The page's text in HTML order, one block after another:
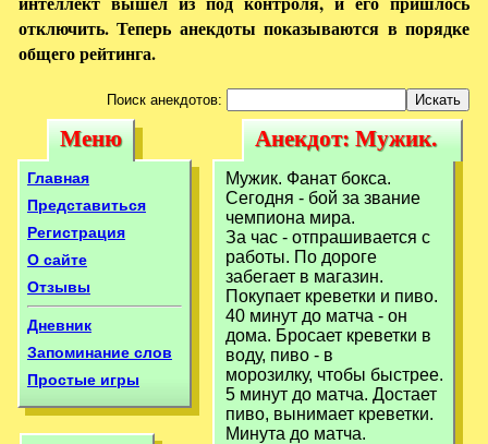
отключить. Теперь анекдоты показываются в порядке
общего рейтинга.
Поиск анекдотов:
Меню
Меню
Главная
Представиться
Регистрация
О сайте
Отзывы
Дневник
Запоминание слов
Простые игры
Анекдот: Мужик.
Фанат бокса.
Сегодня - бой
Анекдот: Мужик.
Фанат бокса.
Сегодня - бой
Мужик. Фанат бокса.
Сегодня - бой за звание
чемпиона мира.
За час - отпрашивается с
работы. По дороге
забегает в магазин.
Покупает креветки и пиво.
40 минут до матча - он
дома. Бросает креветки в
воду, пиво - в
морозилку, чтобы быстрее.
5 минут до матча. Достает
пиво, вынимает креветки.
Минута до матча.